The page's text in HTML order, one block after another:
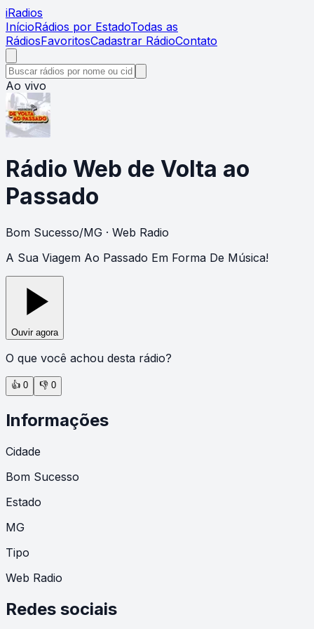
iRadios
InícioRádios por EstadoTodas as
RádiosFavoritosCadastrar RádioContato
Ao vivo
Rádio Web de Volta ao
Passado
Bom Sucesso/MG · Web Radio
A Sua Viagem Ao Passado Em Forma De Música!
Ouvir agora
O que você achou desta rádio?
👍 0 👎 0
Informações
Cidade
Bom Sucesso
Estado
MG
Tipo
Web Radio
Redes sociais